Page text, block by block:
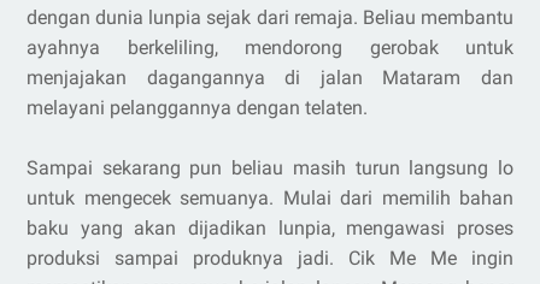
dengan dunia lunpia sejak dari remaja. Beliau membantu
ayahnya berkeliling, mendorong gerobak untuk
menjajakan dagangannya di jalan Mataram dan
melayani pelanggannya dengan telaten.
Sampai sekarang pun beliau masih turun langsung lo
untuk mengecek semuanya. Mulai dari memilih bahan
baku yang akan dijadikan lunpia, mengawasi proses
produksi sampai produknya jadi. Cik Me Me ingin